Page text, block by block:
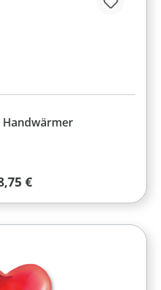
Handwärmer
Preis:
€